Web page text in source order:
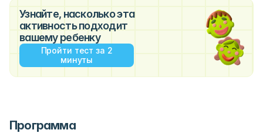
Узнайте, насколько эта
активность подходит
вашему ребенку
Пройти тест за 2
минуты
Программа